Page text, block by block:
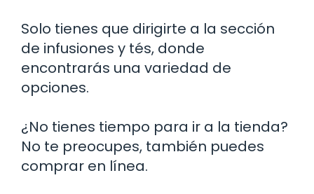
Solo tienes que dirigirte a la sección
de infusiones y tés, donde
encontrarás una variedad de
opciones.
¿No tienes tiempo para ir a la tienda?
No te preocupes, también puedes
comprar en línea.